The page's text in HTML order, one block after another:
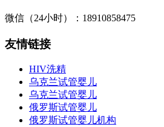
微信（24小时）：18910858475
友情链接
HIV洗精
乌克兰试管婴儿
乌克兰试管婴儿
俄罗斯试管婴儿
俄罗斯试管婴儿机构